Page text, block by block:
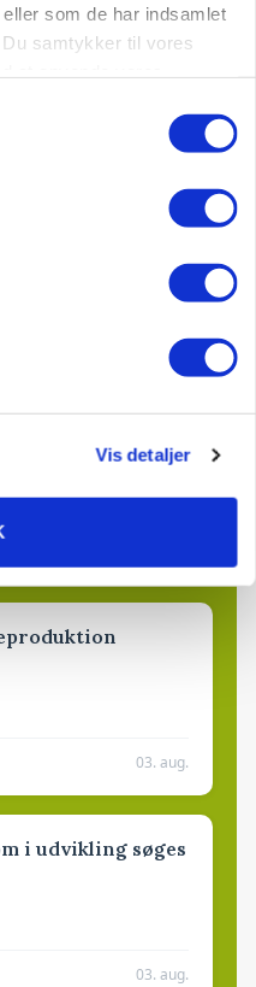
som de har indsamlet
samtykker til vores
Vis detaljer
med
søges til
06. aug.
03. aug.
i udvikling søges
03. aug.